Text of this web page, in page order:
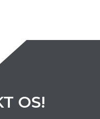
OS!